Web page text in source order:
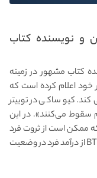
و نویسنده کتاب
کتاب مشهور در زمینه
خود اعلام کرده است که
کیوساکی در توییتر
سقوط می‌کنند». در این
ممکن است از ثروت فرد
محافظت کند. با این حال، او اضافه می کند که BTC از درآمد فرد در وضعیت